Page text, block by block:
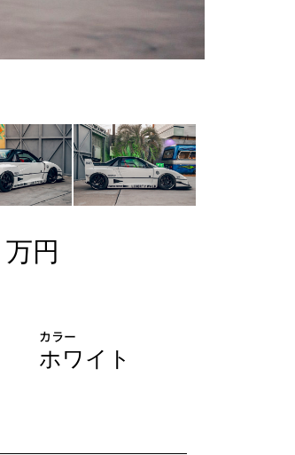
万円
カラー
ホワイト